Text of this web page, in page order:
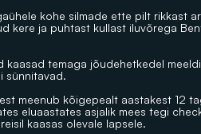
kohe silmade ette pilt rikkast
kere ja puhtast kullast iluvõrega
kaasad temaga jõudehetkedel
sünnitavad.
meenub kõigepealt aastakest 12
eluaastates asjalik mees tegi
kaasas olevale lapsele.